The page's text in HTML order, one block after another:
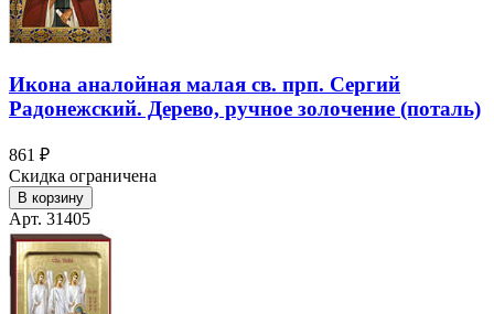
Икона аналойная малая св. прп. Сергий
Радонежский. Дерево, ручное золочение (поталь)
861 ₽
Скидка ограничена
В корзину
Арт. 31405